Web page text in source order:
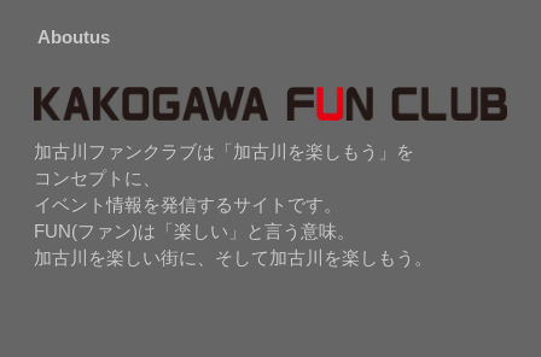
Aboutus
加古川ファンクラブは「加古川を楽しもう」を
コンセプトに、
イベント情報を発信するサイトです。
FUN(ファン)は「楽しい」と言う意味。
加古川を楽しい街に、そして加古川を楽しもう。